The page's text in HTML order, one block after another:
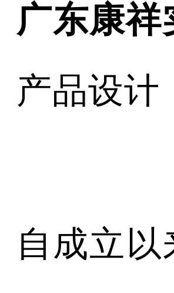
广东康
产品设计
自成立